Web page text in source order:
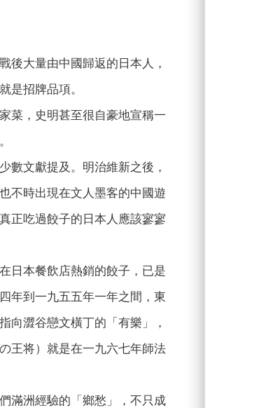
後大量由中國歸返的日本人，
是招牌品項。
菜，史明甚至很自豪地宣稱一
數文獻提及。明治維新之後，
不時出現在文人墨客的中國遊
正吃過餃子的日本人應該寥寥
日本餐飲店熱銷的餃子，已是
年到一九五五年一年之間，東
向澀谷戀文橫丁的「有樂」，
王将）就是在一九六七年師法
滿洲經驗的「鄉愁」，不只成